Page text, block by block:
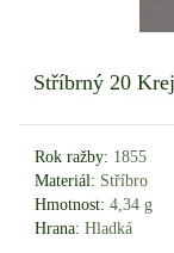
Stříbrný 20
Rok ražby: 1855
Materiál: Stříbro
Hmotnost: 4,34 g
Hrana: Hladká